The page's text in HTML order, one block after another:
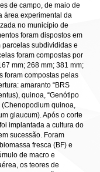
de campo, de maio de
área experimental da
no município de
foram dispostos em
parcelas subdivididas e
foram compostas por
mm; 268 mm; 381 mm;
foram compostas pelas
amaranto “BRS
quinoa, “Genótipo
(Chenopodium quinoa,
glaucum). Após o corte
implantada a cultura do
sucessão. Foram
fresca (BF) e
de macro e
os teores de